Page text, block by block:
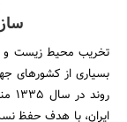
تخریب محیط زیست و
بسیاری از کشورهای
ایران، با هدف حفظ